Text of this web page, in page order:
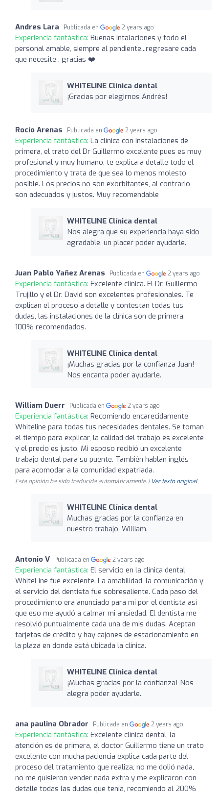
Andres Lara Publicada en 2 years ago
Experiencia fantástica: Buenas intalaciones y todo el
personal amable, siempre al pendiente...regresare cada
que necesite , gracias ❤️
WHITELINE Clínica dental
¡Gracias por elegirnos Andrés!
Rocío Arenas Publicada en 2 years ago
Experiencia fantástica: La clínica con instalaciones de
primera, el trato del Dr Guillermo excelente pues es muy
profesional y muy humano, te explica a detalle todo el
procedimiento y trata de que sea lo menos molesto
posible. Los precios no son exorbitantes, al contrario
son adecuados y justos. Muy recomendable
WHITELINE Clínica dental
Nos alegra que su experiencia haya sido
agradable, un placer poder ayudarle.
Juan Pablo Yañez Arenas Publicada en 2 years ago
Experiencia fantástica: Excelente clínica. El Dr. Guillermo
Trujillo y el Dr. David son excelentes profesionales. Te
explican el proceso a detalle y contestan todas tus
dudas, las instalaciones de la clínica son de primera.
100% recomendados.
WHITELINE Clínica dental
¡Muchas gracias por la confianza Juan!
Nos encanta poder ayudarle.
William Duerr Publicada en 2 years ago
Experiencia fantástica: Recomiendo encarecidamente
Whiteline para todas tus necesidades dentales. Se toman
el tiempo para explicar, la calidad del trabajo es excelente
y el precio es justo. Mi esposo recibió un excelente
trabajo dental para su puente. También hablan inglés
para acomodar a la comunidad expatriada.
Esta opinión ha sido traducida automáticamente. | Ver texto original
WHITELINE Clínica dental
Muchas gracias por la confianza en
nuestro trabajo, William.
Antonio V Publicada en 2 years ago
Experiencia fantástica: El servicio en la clínica dental
WhiteLine fue excelente. La amabilidad, la comunicación y
el servicio del dentista fue sobresaliente. Cada paso del
procedimiento era anunciado para mi por el dentista así
que eso me ayudó a calmar mi ansiedad. El dentista me
resolvió puntualmente cada una de mis dudas. Aceptan
tarjetas de crédito y hay cajones de estacionamiento en
la plaza en donde está ubicada la clínica.
WHITELINE Clínica dental
¡Muchas gracias por la confianza! Nos
alegra poder ayudarle.
ana paulina Obrador Publicada en 2 years ago
Experiencia fantástica: Excelente clínica dental, la
atención es de primera, el doctor Guillermo tiene un trato
excelente con mucha paciencia explica cada parte del
proceso del tratamiento que realiza, no me dolió nada,
no me quisieron vender nada extra y me explicaron con
detalle todas las dudas que tenía, recomiendo al 200%